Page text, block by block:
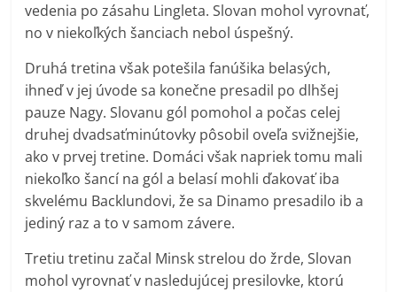
vedenia po zásahu Lingleta. Slovan mohol vyrovnať,
no v niekoľkých šanciach nebol úspešný.
Druhá tretina však potešila fanúšika belasých,
ihneď v jej úvode sa konečne presadil po dlhšej
pauze Nagy. Slovanu gól pomohol a počas celej
druhej dvadsaťminútovky pôsobil oveľa svižnejšie,
ako v prvej tretine. Domáci však napriek tomu mali
niekoľko šancí na gól a belasí mohli ďakovať iba
skvelému Backlundovi, že sa Dinamo presadilo ib a
jediný raz a to v samom závere.
Tretiu tretinu začal Minsk strelou do žrde, Slovan
mohol vyrovnať v nasledujúcej presilovke, ktorú